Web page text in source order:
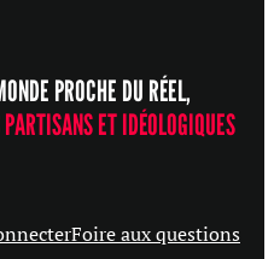
PROCHE DU RÉEL,
ET IDÉOLOGIQUES
Foire aux questions